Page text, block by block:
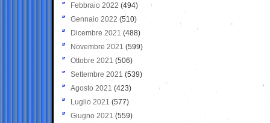
Febbraio 2022 (494)
Gennaio 2022 (510)
Dicembre 2021 (488)
Novembre 2021 (599)
Ottobre 2021 (506)
Settembre 2021 (539)
Agosto 2021 (423)
Luglio 2021 (577)
Giugno 2021(559)